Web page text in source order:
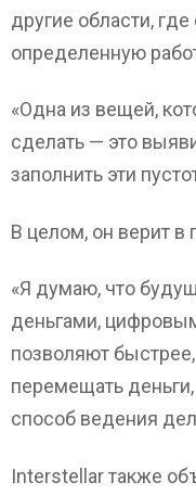
другие области,
определенную
«Одна из вещей,
сделать — это
заполнить эти
В целом, он верит
«Я думаю, что
деньгами,
позволяют
перемещать
способ ведения
Interstellar также